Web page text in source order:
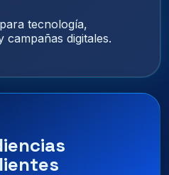
tecnología,
digitales.